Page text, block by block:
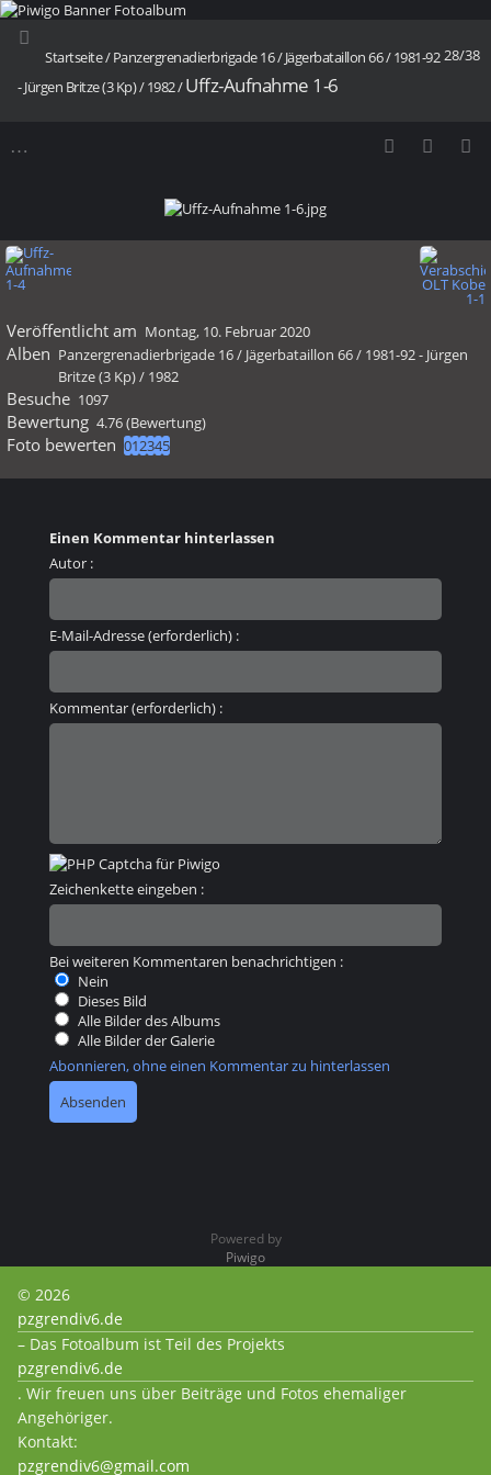
28/38
Startseite/Panzergrenadierbrigade 16/Jägerbataillon 66/1981-92
- Jürgen Britze (3 Kp)/1982/Uffz-Aufnahme 1-6
Veröffentlicht am Montag, 10. Februar 2020
Alben Panzergrenadierbrigade 16/ Jägerbataillon 66/ 1981-92 - Jürgen
Britze (3 Kp)/ 1982
Besuche 1097
Bewertung 4.76(Bewertung)
Foto bewerten
Einen Kommentar hinterlassen
Autor :
E-Mail-Adresse (erforderlich) :
Kommentar (erforderlich) :
Zeichenkette eingeben :
Bei weiteren Kommentaren benachrichtigen :
Nein
Dieses Bild
Alle Bilder des Albums
Alle Bilder der Galerie
Abonnieren, ohne einen Kommentar zu hinterlassen
Powered by
Piwigo
© 2026
pzgrendiv6.de
– Das Fotoalbum ist Teil des Projekts
pzgrendiv6.de
. Wir freuen uns über Beiträge und Fotos ehemaliger
Angehöriger.
Kontakt:
pzgrendiv6@gmail.com